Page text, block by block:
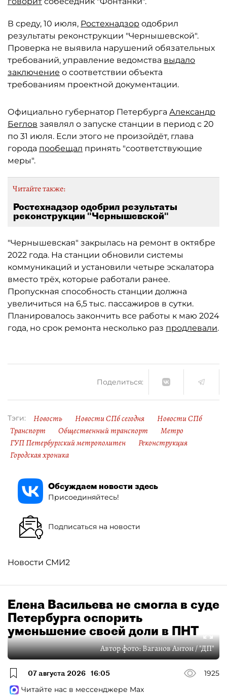
В среду, 10 июля, Ростехнадзор одобрил
результаты реконструкции "Чернышевской".
Проверка не выявила нарушений обязательных
требований, управление ведомства выдало
заключение о соответствии объекта
требованиям проектной документации.
Официально губернатор Петербурга Александр
Беглов заявлял о запуске станции в период с 20
по 31 июля. Если этого не произойдёт, глава
города пообещал принять "соответствующие
меры".
Читайте также:
Ростехнадзор одобрил результаты
реконструкции "Чернышевской"
"Чернышевская" закрылась на ремонт в октябре
2022 года. На станции обновили системы
коммуникаций и установили четыре эскалатора
вместо трёх, которые работали ранее.
Пропускная способность станции должна
увеличиться на 6,5 тыс. пассажиров в сутки.
Планировалось закончить все работы к маю 2024
года, но срок ремонта несколько раз продлевали.
Поделиться:
Тэги: Новость Новости СПб сегодня
Новости СПб
Транспорт
Общественный транспорт
Метро
ГУП Петербургский метрополитен
Реконструкция
Городская хроника
Обсуждаем новости здесь
Присоединяйтесь!
Подписаться на новости
Новости СМИ2
Елена Васильева не смогла в суде
Петербурга оспорить
уменьшение своей доли в ПНТ
Автор фото:Ваганов Антон / "ДП"
07 августа 2026 16:05
1925
Читайте нас в мессенджере Max